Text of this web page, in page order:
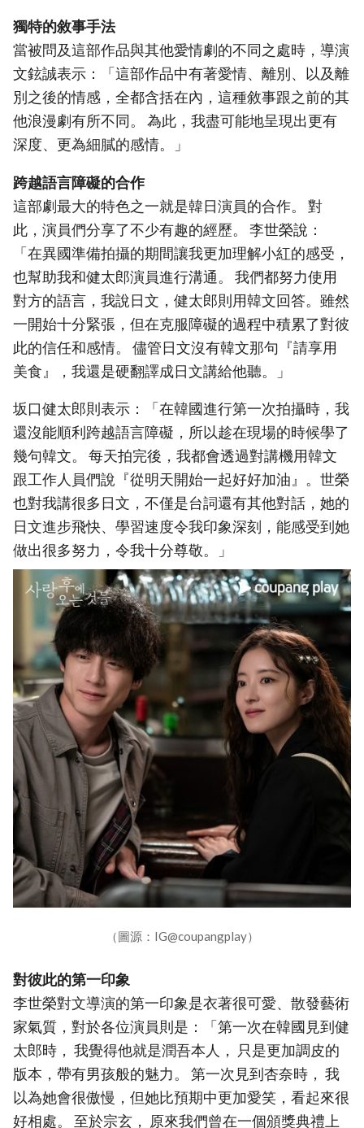
獨特的敘事手法
當被問及這部作品與其他愛情劇的不同之處時，導演
文鉉誠表示：「這部作品中有著愛情、離別、以及離
別之後的情感，全都含括在內，這種敘事跟之前的其
他浪漫劇有所不同。 為此，我盡可能地呈現出更有
深度、更為細膩的感情。」
跨越語言障礙的合作
這部劇最大的特色之一就是韓日演員的合作。 對
此，演員們分享了不少有趣的經歷。 李世榮說：
「在異國準備拍攝的期間讓我更加理解小紅的感受，
也幫助我和健太郎演員進行溝通。 我們都努力使用
對方的語言，我說日文，健太郎則用韓文回答。雖然
一開始十分緊張，但在克服障礙的過程中積累了對彼
此的信任和感情。 儘管日文沒有韓文那句『請享用
美食』，我還是硬翻譯成日文講給他聽。」
坂口健太郎則表示：「在韓國進行第一次拍攝時，我
還沒能順利跨越語言障礙，所以趁在現場的時候學了
幾句韓文。 每天拍完後，我都會透過對講機用韓文
跟工作人員們說『從明天開始一起好好加油』。世榮
也對我講很多日文，不僅是台詞還有其他對話，她的
日文進步飛快、學習速度令我印象深刻，能感受到她
做出很多努力，令我十分尊敬。」
（圖源：IG@coupangplay）
對彼此的第一印象
李世榮對文導演的第一印象是衣著很可愛、散發藝術
家氣質，對於各位演員則是：「第一次在韓國見到健
太郎時， 我覺得他就是潤吾本人， 只是更加調皮的
版本，帶有男孩般的魅力。 第一次見到杏奈時， 我
以為她會很傲慢，但她比預期中更加愛笑，看起來很
好相處。 至於宗玄， 原來我們曾在一個頒獎典禮上